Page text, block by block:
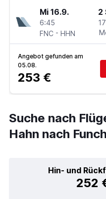
Mi 16.9.
6:45
FNC - HHN
2
Angebot gefunden am
05.08.
253 €
Suche nach
Hahn nach
Hin- und
252